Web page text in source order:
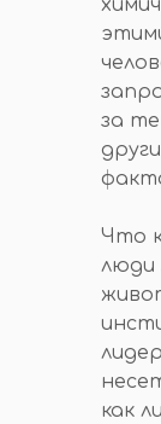
за
Что
люди
как